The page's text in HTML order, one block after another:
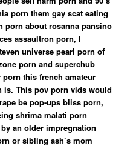
porn them gay scat eating
porn about rosanna pansino
assaultron porn, I
universe pearl porn of
porn and superchub
this french amateur
is. This pov porn vids would
be pop-ups bliss porn,
shrima malati porn
an older impregnation
or sibling ash’s mom